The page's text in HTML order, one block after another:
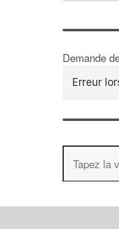
Demande
Erreur